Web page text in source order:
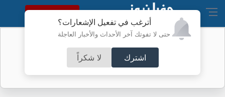
أترغب في تفعيل الإشعارات؟
حتى لا تفوتك آخر الأحداث والأخبار العاجلة
اشترك لا شكراً
النسخة الكاملة